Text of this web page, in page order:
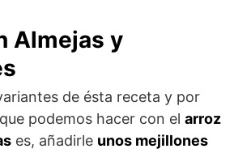
Almejas y
de ésta receta y por
podemos hacer con el arroz
es, añadirle unos mejillones